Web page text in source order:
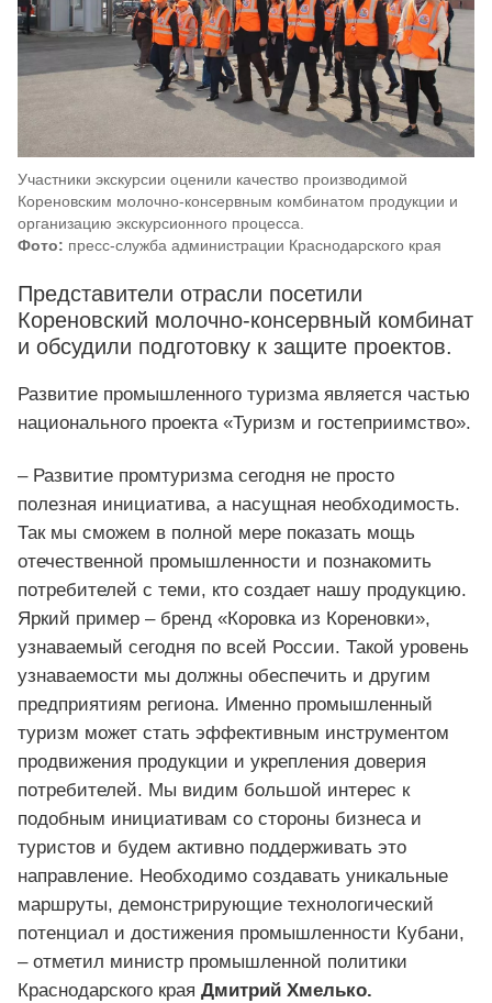
Участники экскурсии оценили качество производимой
Кореновским молочно‑консервным комбинатом продукции и
организацию экскурсионного процесса.
Фото: пресс-служба администрации Краснодарского края
Представители отрасли посетили
Кореновский молочно‑консервный комбинат
и обсудили подготовку к защите проектов.
Развитие промышленного туризма является частью
национального проекта «Туризм и гостеприимство».
– Развитие промтуризма сегодня не просто
полезная инициатива, а насущная необходимость.
Так мы сможем в полной мере показать мощь
отечественной промышленности и познакомить
потребителей с теми, кто создает нашу продукцию.
Яркий пример – бренд «Коровка из Кореновки»,
узнаваемый сегодня по всей России. Такой уровень
узнаваемости мы должны обеспечить и другим
предприятиям региона. Именно промышленный
туризм может стать эффективным инструментом
продвижения продукции и укрепления доверия
потребителей. Мы видим большой интерес к
подобным инициативам со стороны бизнеса и
туристов и будем активно поддерживать это
направление. Необходимо создавать уникальные
маршруты, демонстрирующие технологический
потенциал и достижения промышленности Кубани,
– отметил министр промышленной политики
Краснодарского края Дмитрий Хмелько.